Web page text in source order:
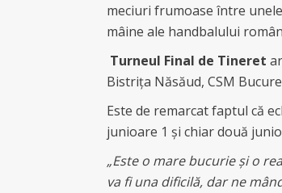
meciuri frumoase între
mâine ale handbalului
Turneul Final de Tineret
Bistrița Năsăud, CSM
Este de remarcat faptul că
junioare 1 și chiar două
„Este o mare bucurie și o
va fi una dificilă, dar ne